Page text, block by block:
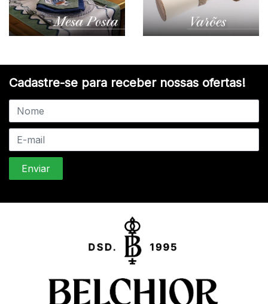
Cadastre-se para receber nossas ofertas!